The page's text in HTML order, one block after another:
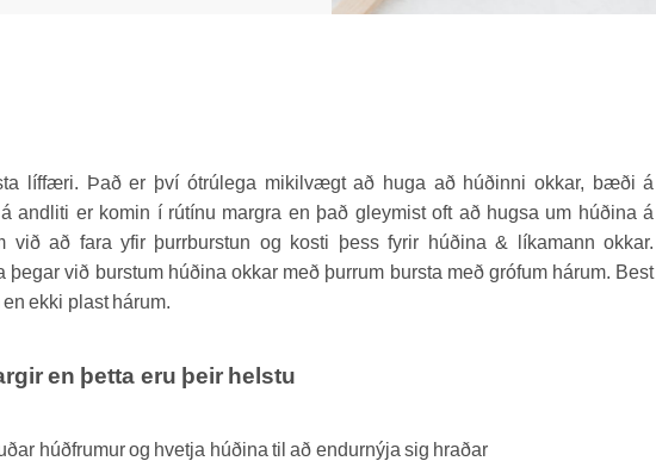
líffæri. Það er því ótrúlega mikilvægt að huga að húðinni okkar, bæði á
andliti er komin í rútínu margra en það gleymist oft að hugsa um húðina á
við að fara yfir þurrburstun og kosti þess fyrir húðina & líkamann okkar.
við burstum húðina okkar með þurrum bursta með grófum hárum. Best
ekki plast hárum.
en þetta eru þeir helstu
húðfrumur og hvetja húðina til að endurnýja sig hraðar